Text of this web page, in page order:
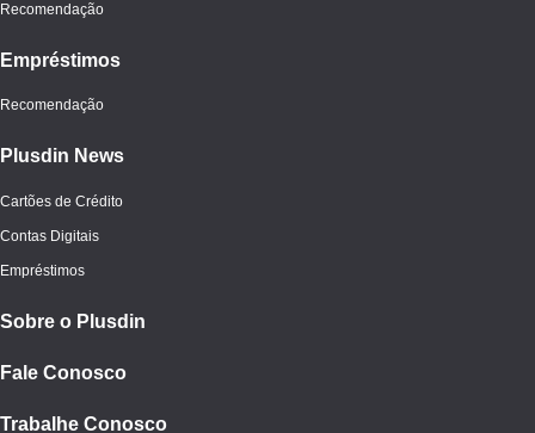
Recomendação
Empréstimos
Recomendação
Plusdin News
Cartões de Crédito
Contas Digitais
Empréstimos
Sobre o Plusdin
Fale Conosco
Trabalhe Conosco